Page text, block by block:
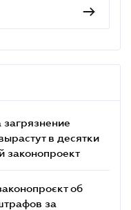
в десятки
законопроект
об
за